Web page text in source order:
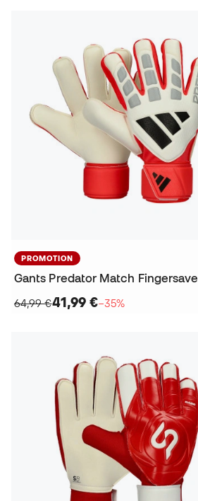
PROMOTION
Gants Predator Match Fingersave
64,99 €41,99 €−35%